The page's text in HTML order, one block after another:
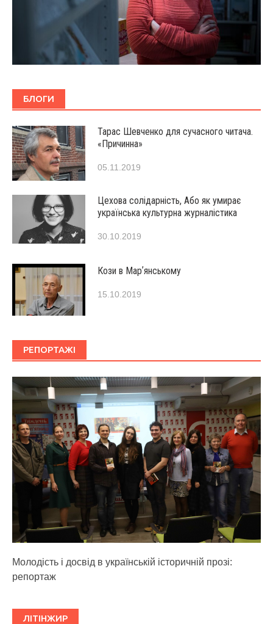
БЛОГИ
Тарас Шевченко для сучасного читача.
«Причинна»
05.11.2019
Цехова солідарність, Або як умирає
українська культурна журналістика
30.10.2019
Кози в Марʼянському
15.10.2019
РЕПОРТАЖІ
Молодість і досвід в українській історичній прозі:
репортаж
ЛІТІНЖИР